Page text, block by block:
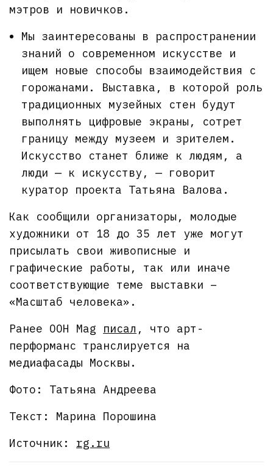
мэтров и новичков.
Мы заинтересованы в распространении
знаний о современном искусстве и
ищем новые способы взаимодействия с
горожанами. Выставка, в которой роль
традиционных музейных стен будут
выполнять цифровые экраны, сотрет
границу между музеем и зрителем.
Искусство станет ближе к людям, а
люди — к искусству, — говорит
куратор проекта Татьяна Валова.
Как сообщили организаторы, молодые
художники от 18 до 35 лет уже могут
присылать свои живописные и
графические работы, так или иначе
соответствующие теме выставки –
«Масштаб человека».
Ранее OOH Mag писал , что арт-
перформанс транслируется на
медиафасады Москвы.
Фото: Татьяна Андреева
Текст: Марина Порошина
Источник: rg.ru